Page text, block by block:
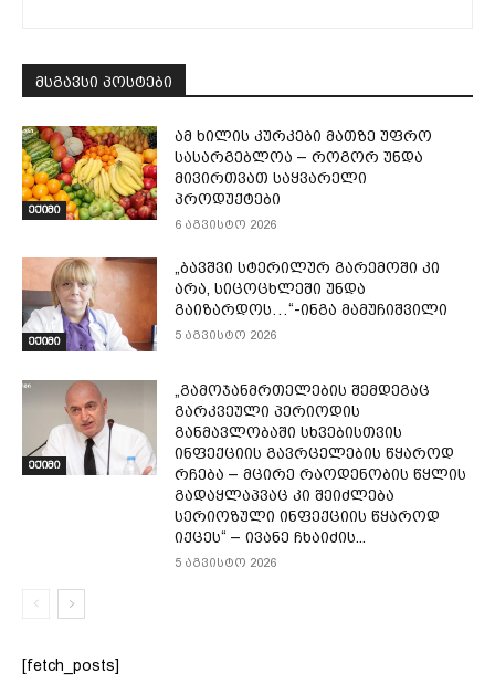
მსგავსი პოსტები
ექიმი
ამ ხილის კურკები მათზე უფრო
სასარგებლოა – როგორ უნდა
მივირთვათ საყვარელი
პროდუქტები
6 აგვისტო 2026
ექიმი
„ბავშვი სტერილურ გარემოში კი
არა, სიცოცხლეში უნდა
გაიზარდოს…“-ინგა მამუჩიშვილი
5 აგვისტო 2026
ექიმი
„გამოჯანმრთელების შემდეგაც
გარკვეული პერიოდის
განმავლობაში სხვებისთვის
ინფექციის გავრცელების წყაროდ
რჩება – მცირე რაოდენობის წყლის
გადაყლაპვაც კი შეიძლება
სერიოზული ინფექციის წყაროდ
იქცეს“ – ივანე ჩხაიძის...
5 აგვისტო 2026
[fetch_posts]